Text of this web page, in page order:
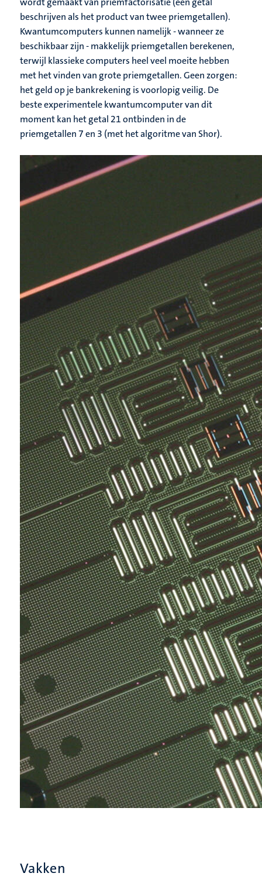
beschrijven als het product van twee priemgetallen).
Kwantumcomputers kunnen namelijk - wanneer ze
beschikbaar zijn - makkelijk priemgetallen berekenen,
terwijl klassieke computers heel veel moeite hebben
met het vinden van grote priemgetallen. Geen zorgen:
het geld op je bankrekening is voorlopig veilig. De
beste experimentele kwantumcomputer van dit
moment kan het getal 21 ontbinden in de
priemgetallen 7 en 3 (met het algoritme van Shor).
Vakken